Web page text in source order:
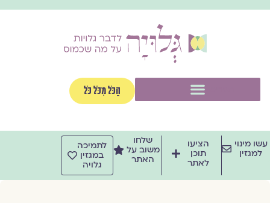
הַכֹּל מִכֹּל כֹּל
מינוי
למגזין
הציעו
תוכן
לאתר
שלחו
משוב על
האתר
לתמיכה
במגזין
גלויה